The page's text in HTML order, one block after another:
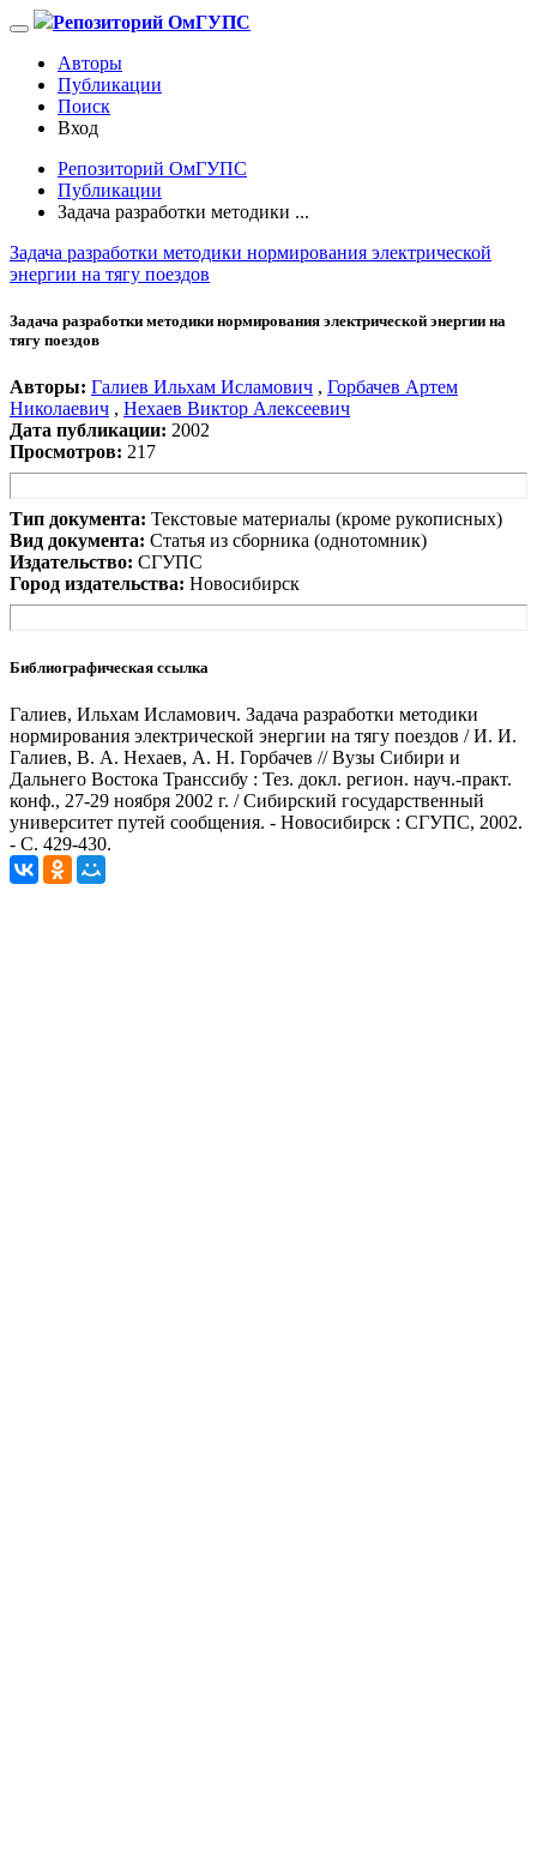
Репозиторий ОмГУПС
Авторы
Публикации
Поиск
Вход
Репозиторий ОмГУПС
Публикации
Задача разработки методики ...
Задача разработки методики нормирования электрической
энергии на тягу поездов
Задача разработки методики нормирования электрической энергии на
тягу поездов
Авторы: Галиев Ильхам Исламович , Горбачев Артем
Николаевич , Нехаев Виктор Алексеевич
Дата публикации: 2002
Просмотров: 217
Тип документа: Текстовые материалы (кроме рукописных)
Вид документа: Статья из сборника (однотомник)
Издательство: СГУПС
Город издательства: Новосибирск
Библиографическая ссылка
Галиев, Ильхам Исламович. Задача разработки методики
нормирования электрической энергии на тягу поездов / И. И.
Галиев, В. А. Нехаев, А. Н. Горбачев // Вузы Сибири и
Дальнего Востока Транссибу : Тез. докл. регион. науч.-практ.
конф., 27-29 ноября 2002 г. / Сибирский государственный
университет путей сообщения. - Новосибирск : СГУПС, 2002.
- С. 429-430.